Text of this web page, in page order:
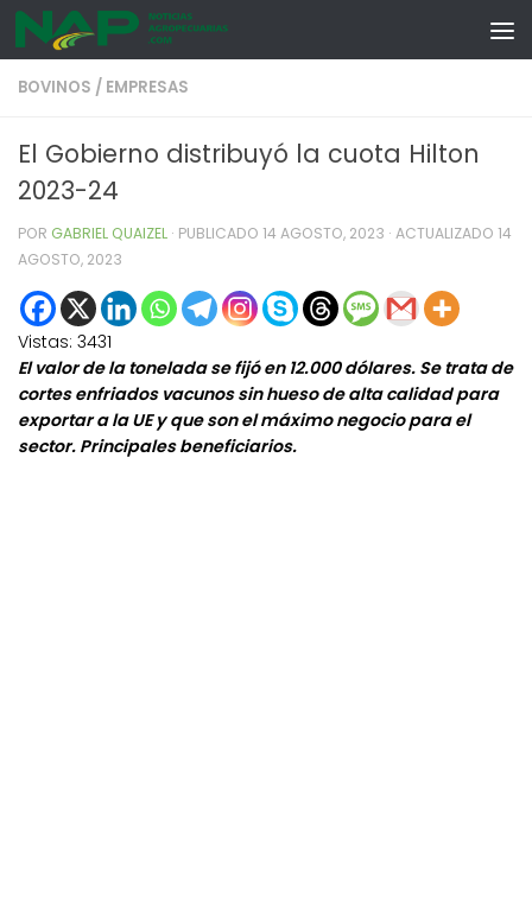
Skip to content
BOVINOS / EMPRESAS
El Gobierno distribuyó la cuota Hilton
2023-24
POR GABRIEL QUAIZEL · PUBLICADO 14 AGOSTO, 2023 · ACTUALIZADO 14
AGOSTO, 2023
Vistas: 3431
El valor de la tonelada se fijó en 12.000 dólares. Se trata de
cortes enfriados vacunos sin hueso de alta calidad para
exportar a la UE y que son el máximo negocio para el
sector. Principales beneficiarios.